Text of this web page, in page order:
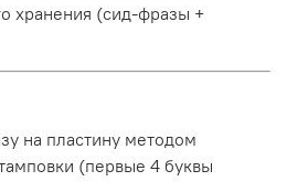
хранения (сид-фразы +
на пластину методом
(первые 4 буквы